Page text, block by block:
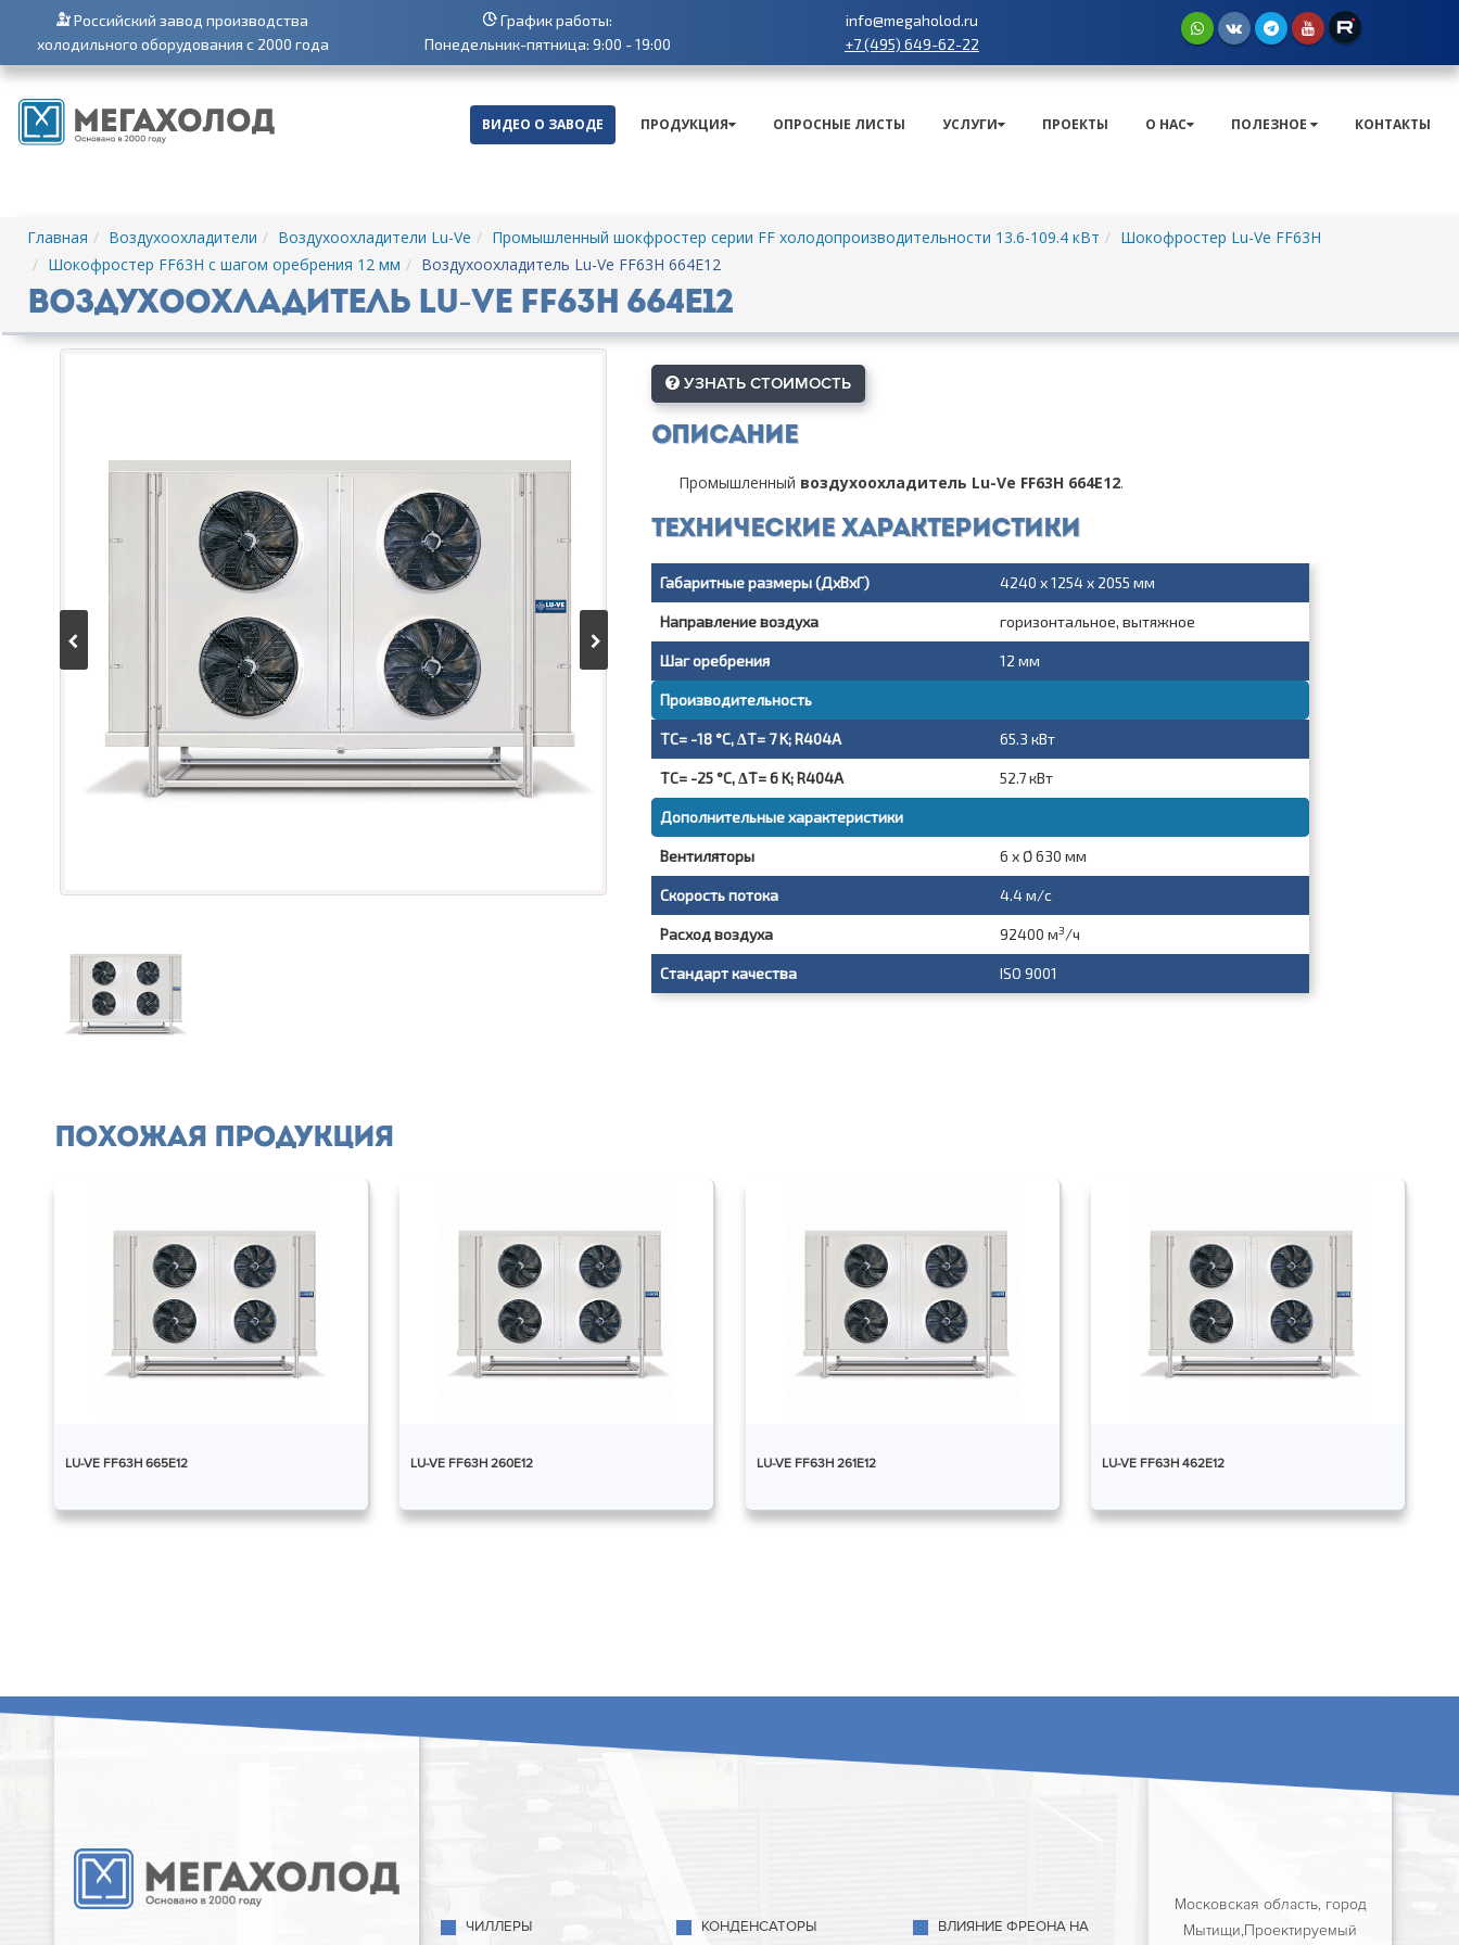
Российский завод производства
холодильного оборудования с 2000 года
График работы:
Понедельник-пятница: 9:00 - 19:00
info@megaholod.ru
+7 (495) 649-62-22
ВИДЕО О ЗАВОДЕ ПРОДУКЦИЯ ОПРОСНЫЕ ЛИСТЫ УСЛУГИ ПРОЕКТЫ О НАС ПОЛЕЗНОЕ КОНТАКТЫ
Главная Воздухоохладители Воздухоохладители Lu-Ve Промышленный шокфростер серии FF холодопроизводительности 13.6-109.4 кВт
Шокофростер Lu-Ve FF63H
Шокофростер FF63H с шагом оребрения 12 мм
Воздухоохладитель Lu-Ve FF63H 664E12
Воздухоохладитель Lu-Ve FF63H 664E12
УЗНАТЬ СТОИМОСТЬ
Описание
Промышленный воздухоохладитель Lu-Ve FF63H 664E12.
Технические характеристики
Габаритные размеры (ДxВxГ) 4240 x 1254 x 2055 мм
Направление воздуха горизонтальное, вытяжное
Шаг оребрения 12 мм
Производительность
TC= -18 °C, ΔT= 7 K; R404A 65.3 кВт
TC= -25 °C, ΔT= 6 K; R404A 52.7 кВт
Дополнительные характеристики
Вентиляторы 6 x Ø 630 мм
Скорость потока 4.4 м/с
Расход воздуха 92400 м3/ч
Стандарт качества ISO 9001
Похожая продукция
LU-VE FF63H 665E12 LU-VE FF63H 260E12 LU-VE FF63H 261E12 LU-VE FF63H 462E12
ЧИЛЛЕРЫ КОНДЕНСАТОРЫ
ВЛИЯНИЕ ФРЕОНА НА
Московская область, город
Мытищи,Проектируемый